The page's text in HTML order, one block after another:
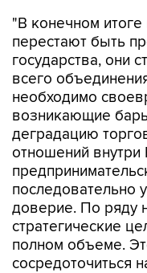
государства, они
всего
необходимо
возникающие
деградацию
отношений внутри
последовательно
доверие. По ряду
стратегические
полном объеме.
сосредоточиться
уже принятых